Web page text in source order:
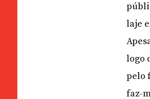
laje
logo
pelo
faz-